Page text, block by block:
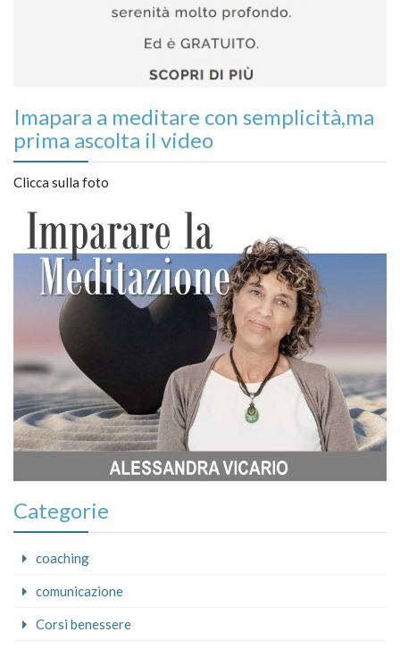
Imapara a meditare con semplicità,ma
prima ascolta il video
Clicca sulla foto
Categorie
coaching
comunicazione
Corsi benessere